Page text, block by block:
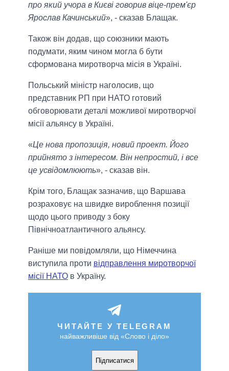
про який учора в Києві говорив віце-прем'єр
Ярослав Качинський», - сказав Блащак.
Також він додав, що союзники мають
подумати, яким чином могла б бути
сформована миротворча місія в Україні.
Польський міністр наголосив, що
представник РП при НАТО готовий
обговорювати деталі можливої ​​миротворчої
місії альянсу в Україні.
«Це нова пропозиція, новий проект. Його
прийнято з інтересом. Він непростий, і все
це усвідомлюють», - сказав він.
Крім того, Блащак зазначив, що Варшава
розраховує на швидке вироблення позиції
щодо цього приводу з боку
Північноатлантичного альянсу.
Раніше ми повідомляли, що Німеччина
виступила проти відправлення миротворчої
місії НАТО в Україну.
ЧИТАЙТЕ У TELEGRAM
найважливіше від «Слово і діло»
Підписатися